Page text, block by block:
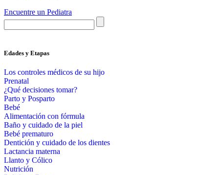
Encuentre un Pediatra
Edades y Etapas
Los controles médicos de su hijo
Prenatal
¿Qué decisiones tomar?
Parto y Posparto
Bebé
Alimentación con fórmula
Baño y cuidado de la piel
Bebé prematuro
Dentición y cuidado de los dientes
Lactancia materna
Llanto y Cólico
Nutrición